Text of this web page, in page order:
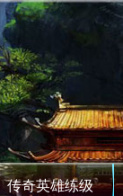
传奇英雄练级